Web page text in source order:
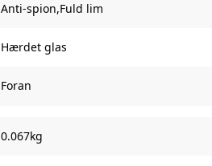
Anti-spion,Fuld lim
Hærdet glas
Foran
0.067kg